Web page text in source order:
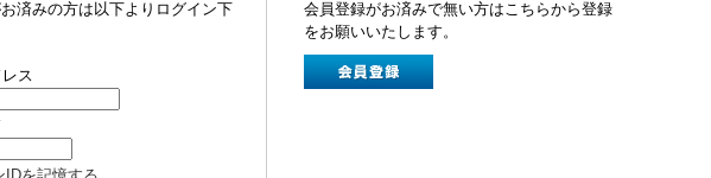
済みの方は以下よりログイン下
ス
会員登録がお済みで無い方はこちらから登録
をお願いいたします。